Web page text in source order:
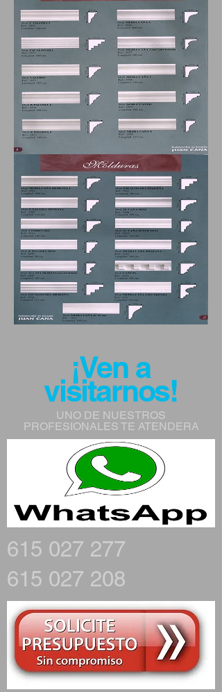
UNO DE NUESTROS
PROFESIONALES TE ATENDERA
¡Ven a
visitarnos!
615 027 277
615 027 208